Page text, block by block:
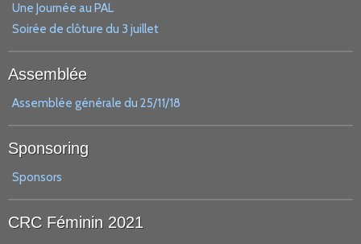
Une Journée au PAL
Soirée de clôture du 3 juillet
Assemblée
Assemblée générale du 25/11/18
Sponsoring
Sponsors
CRC Féminin 2021